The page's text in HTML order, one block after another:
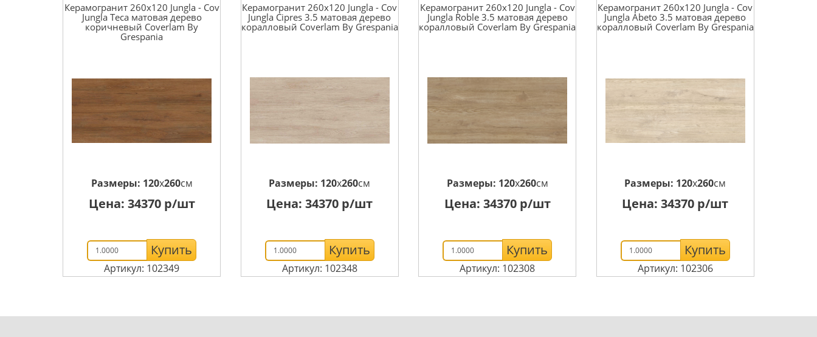
Керамогранит 260x120 Jungla - Cov
Jungla Teca матовая дерево
коричневый Coverlam By
Grespania
Размеры: 120x260см
Цена: 34370р/шт
Купить
Артикул: 102349
Керамогранит 260x120 Jungla - Cov
Jungla Cipres 3.5 матовая дерево
коралловый Coverlam By Grespania
Размеры: 120x260см
Цена:34370 р/шт
Купить
Артикул: 102348
Керамогранит 260x120 Jungla - Cov
Jungla Roble 3.5 матовая дерево
коралловый Coverlam By Grespania
Размеры: 120x260см
Цена: 34370р/шт
Купить
Артикул: 102308
Керамогранит 260x120 Jungla - Cov
Jungla Abeto 3.5 матовая дерево
коралловый Coverlam By Grespania
Размеры: 120x260см
Цена:34370 р/шт
Купить
Артикул: 102306